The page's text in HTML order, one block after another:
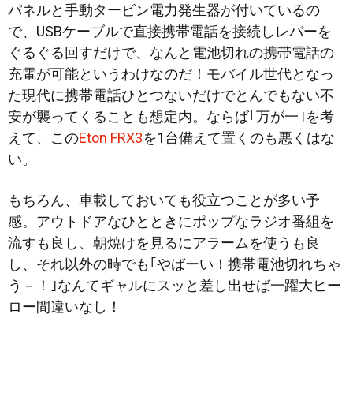
パネルと手動タービン電力発生器が付いているの
で、USBケーブルで直接携帯電話を接続しレバーを
ぐるぐる回すだけで、なんと電池切れの携帯電話の
充電が可能というわけなのだ！モバイル世代となっ
た現代に携帯電話ひとつないだけでとんでもない不
安が襲ってくることも想定内。ならば｢万が一｣を考
えて、このEton FRX3を1台備えて置くのも悪くはな
い。
もちろん、車載しておいても役立つことが多い予
感。アウトドアなひとときにポップなラジオ番組を
流すも良し、朝焼けを見るにアラームを使うも良
し、それ以外の時でも｢やばーい！携帯電池切れちゃ
う－！｣なんてギャルにスッと差し出せば一躍大ヒー
ロー間違いなし！